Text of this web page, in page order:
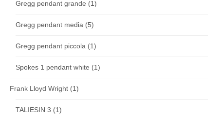
Gregg pendant grande (1)
Gregg pendant media (5)
Gregg pendant piccola (1)
Spokes 1 pendant white (1)
Frank Lloyd Wright (1)
TALIESIN 3 (1)